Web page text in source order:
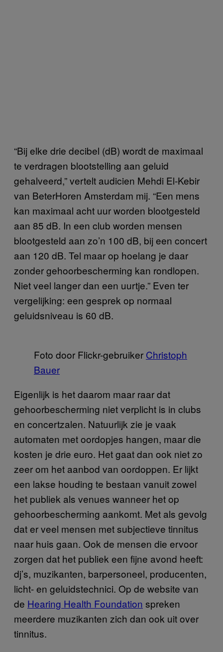
“Bij elke drie decibel (dB) wordt de maximaal
te verdragen blootstelling aan geluid
gehalveerd,” vertelt audicien Mehdi El-Kebir
van BeterHoren Amsterdam mij. “Een mens
kan maximaal acht uur worden blootgesteld
aan 85 dB. In een club worden mensen
blootgesteld aan zo’n 100 dB, bij een concert
aan 120 dB. Tel maar op hoelang je daar
zonder gehoorbescherming kan rondlopen.
Niet veel langer dan een uurtje.” Even ter
vergelijking: een gesprek op normaal
geluidsniveau is 60 dB.
Foto door Flickr-gebruiker Christoph
Bauer
Eigenlijk is het daarom maar raar dat
gehoorbescherming niet verplicht is in clubs
en concertzalen. Natuurlijk zie je vaak
automaten met oordopjes hangen, maar die
kosten je drie euro. Het gaat dan ook niet zo
zeer om het aanbod van oordoppen. Er lijkt
een lakse houding te bestaan vanuit zowel
het publiek als venues wanneer het op
gehoorbescherming aankomt. Met als gevolg
dat er veel mensen met subjectieve tinnitus
naar huis gaan. Ook de mensen die ervoor
zorgen dat het publiek een fijne avond heeft:
dj’s, muzikanten, barpersoneel, producenten,
licht- en geluidstechnici. Op de website van
de Hearing Health Foundation spreken
meerdere muzikanten zich dan ook uit over
tinnitus.